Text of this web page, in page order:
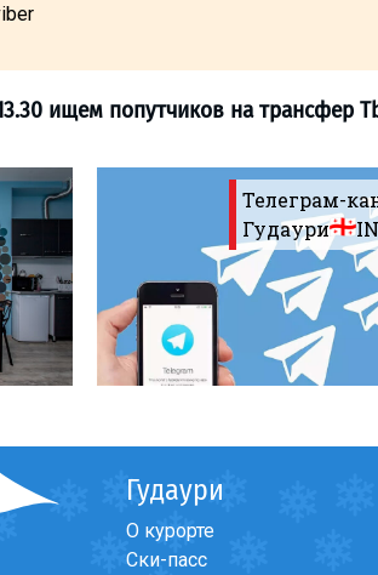
>18.02 13.30 ищем
Телеграм-
Гудаури
Гудаури
О курорте
Ски-пасс